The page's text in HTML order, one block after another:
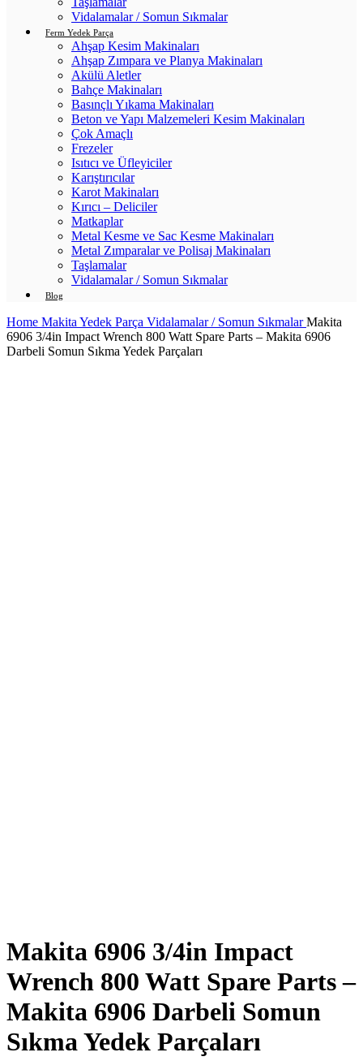
Vidalamalar / Somun Sıkmalar
Ferm Yedek Parça
Ahşap Kesim Makinaları
Ahşap Zımpara ve Planya Makinaları
Akülü Aletler
Bahçe Makinaları
Basınçlı Yıkama Makinaları
Beton ve Yapı Malzemeleri Kesim Makinaları
Çok Amaçlı
Frezeler
Isıtıcı ve Üfleyiciler
Karıştırıcılar
Karot Makinaları
Kırıcı – Deliciler
Matkaplar
Metal Kesme ve Sac Kesme Makinaları
Metal Zımparalar ve Polisaj Makinaları
Taşlamalar
Vidalamalar / Somun Sıkmalar
Blog
Home Makita Yedek Parça Vidalamalar / Somun SıkmalarMakita
6906 3/4in Impact Wrench 800 Watt Spare Parts – Makita 6906
Darbeli Somun Sıkma Yedek Parçaları
Makita 6906 3/4in Impact
Wrench 800 Watt Spare Parts –
Makita 6906 Darbeli Somun
Sıkma Yedek Parçaları